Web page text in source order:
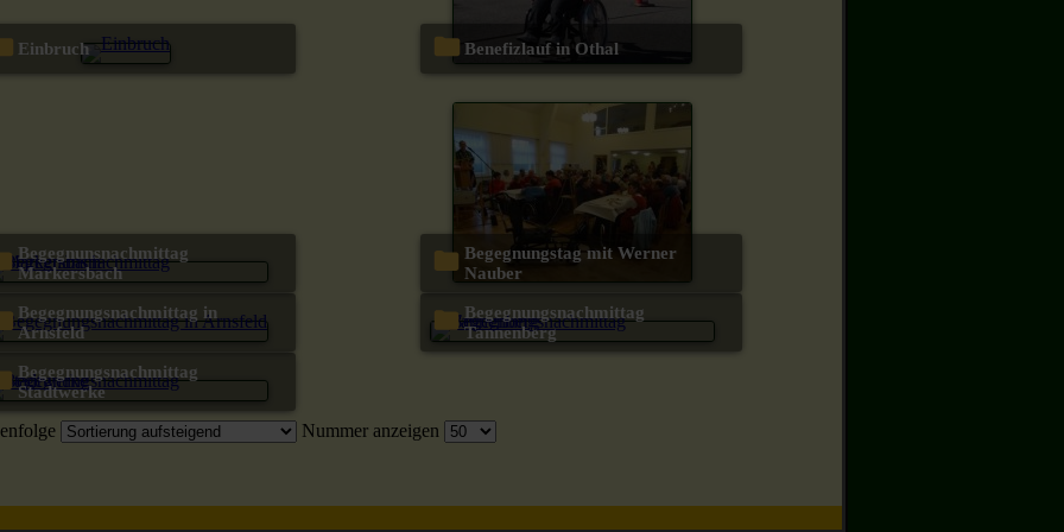
Einbruch Benefizlauf in Othal
Begegnunsnachmittag
Markersbach
Begegnungstag mit Werner
Nauber
Begegnungsnachmittag in
Arnsfeld
Begegnungsnachmittag
Tannenberg
Begegnungsnachmittag
Stadtwerke
Nummer anzeigen